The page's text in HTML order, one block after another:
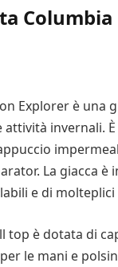
Explorer è una
attività invernali.
La giacca è
e di
top è dotata di
le mani e